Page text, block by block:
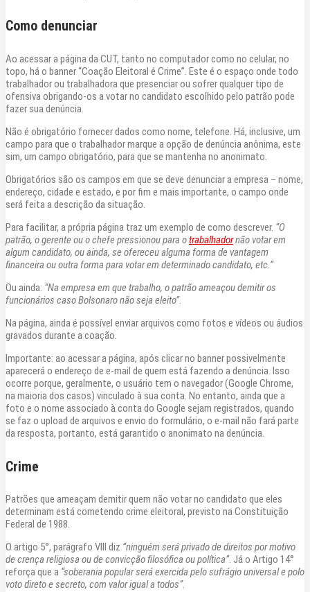
Como denunciar
Ao acessar a página da CUT, tanto no computador como no celular, no
topo, há o banner “Coação Eleitoral é Crime”. Este é o espaço onde todo
trabalhador ou trabalhadora que presenciar ou sofrer qualquer tipo de
ofensiva obrigando-os a votar no candidato escolhido pelo patrão pode
fazer sua denúncia.
Não é obrigatório fornecer dados como nome, telefone. Há, inclusive, um
campo para que o trabalhador marque a opção de denúncia anônima, este
sim, um campo obrigatório, para que se mantenha no anonimato.
Obrigatórios são os campos em que se deve denunciar a empresa – nome,
endereço, cidade e estado, e por fim e mais importante, o campo onde
será feita a descrição da situação.
Para facilitar, a própria página traz um exemplo de como descrever. “O
patrão, o gerente ou o chefe pressionou para otrabalhadornão votar em
algum candidato, ou ainda, se ofereceu alguma forma de vantagem
financeira ou outra forma para votar em determinado candidato, etc.”
Ou ainda: “Na empresa em que trabalho, o patrão ameaçou demitir os
funcionários caso Bolsonaro não seja eleito”.
Na página, ainda é possível enviar arquivos como fotos e vídeos ou áudios
gravados durante a coação.
Importante: ao acessar a página, após clicar no banner possivelmente
aparecerá o endereço de e-mail de quem está fazendo a denúncia. Isso
ocorre porque, geralmente, o usuário tem o navegador (Google Chrome,
na maioria dos casos) vinculado à sua conta. No entanto, ainda que a
foto e o nome associado à conta do Google sejam registrados, quando
se faz o upload de arquivos e envio do formulário, o e-mail não fará parte
da resposta, portanto, está garantido o anonimato na denúncia.
Crime
Patrões que ameaçam demitir quem não votar no candidato que eles
determinam está cometendo crime eleitoral, previsto na Constituição
Federal de 1988.
O artigo 5°, parágrafo VIII diz “ninguém será privado de direitos por motivo
de crença religiosa ou de convicção filosófica ou política”. Já o Artigo 14°
reforça que a “soberania popular será exercida pelo sufrágio universal e polo
voto direto e secreto, com valor igual a todos”.